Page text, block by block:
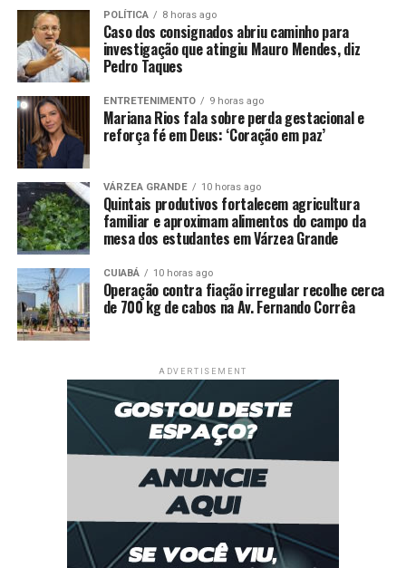
Temer, que já foi deputado federal Constituinte e
exerceu mais de cinco mandatos na Câmara dos
Deputados, a qual presidiu por três vezes, destacou a
importância da harmonia entre as instituições e
poderes. “Quando há desarmonia, há uma
inconstitucionalidade imediatamente e mediatamente
uma desobediência à vontade popular, que está expressa
na constituição.”
Em sua palestra, chamou a atenção ainda para o papel
dos gestores municipais na “reconstrução do país”,
destacando que prefeitos e vereadores devem ter
orgulho de seus cargos. “Parabenizo o presidente do
Tribunal de Contas por essa reunião, porque discutir os
temas nacionais é fundamental, mas mais fundamental
ainda para a nação é ouvir os prefeitos, vice-prefeitos e
Além de uma longa trajetória política, Michel Temer
tem doutorado em Direito Constitucional, é autor de
diversas obras e possui uma vasta experiência na área
jurídica, atuando como professor, diretor de cursos de
pós-graduação, procurador de estado e secretário de
Segurança Pública, entre outras funções.
O Encontro
POLÍTICA 8 horas ago
Caso dos consignados abriu caminho para
investigação que atingiu Mauro Mendes, diz
Pedro Taques
ENTRETENIMENTO 9 horas ago
Mariana Rios fala sobre perda gestacional e
reforça fé em Deus: ‘Coração em paz’
VÁRZEA GRANDE 10 horas ago
Quintais produtivos fortalecem agricultura
familiar e aproximam alimentos do campo da
mesa dos estudantes em Várzea Grande
CUIABÁ 10 horas ago
Operação contra fiação irregular recolhe cerca
de 700 kg de cabos na Av. Fernando Corrêa
ADVERTISEMENT